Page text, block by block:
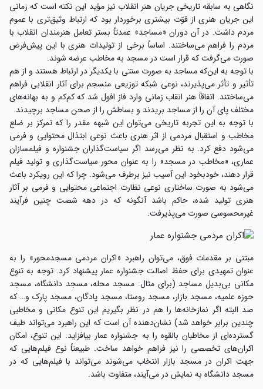
نگاهی به سابقه تاریخی جریان هنر انقلاب نیز مؤید این نکته است که زمانی
این جریان هنری از قوّت بیشتری برخوردار بود که ارتباط وثیق‌تری با عموم
مردم داشت. در آن دوران «مساجد» عمدتاً بستر تعامل هنرمندان انقلاب با
مردم را فراهم می‌ساختند. اساساً برخی از تولیدات هنری با این پیش‌فرض
صورت می‌گرفت که قرار است در مسجد به مخاطب عرضه شوند.
با توجه به این‌که مساجد به صورت سنتی با یکدیگر در ارتباط هستند و از هم
تأثیر و تأثر می‌پذیرند، نوعی شبکه توزیعی منسجم برای آثار انقلابی فراهم
می‌ساختند. اتفاقاً هنر انقاب زمانی وارد فاز افول شد که کم‌کم و به بهانه‌های
مختلف پای آن را از مساجد بریدند و بساطش را از صحن مساجد برچیدند.
با توجه به این تجربه تاریخی می‌توان این شبهه مقدر را که تمرکز بر ضلع
مخاطب و استقبال مردمی از اثر هنری باعث نوعی ابتذال محتوایی و فرمی
می‌شود دفع کرد. به نظر می‌رسد اگر سیاست‌گذاران جشنواره و فیلمسازان
عماری، «مخاطب در مسجد» را به عنوان محور سیاست‌گذاری و تولید فیلم
قرار دهند، خودبخود این آسیب نیز برطرف می‌شود. چرا که این رویکرد باعث
می‌شود به صورت ساختاری نوعی نظارت اجتماعی محتوایی و فرمی بر آثار
هنری تولید شده، حاکم باشد آنگونه که در دهه شصت چنین فرآیند
غیرمحسوسی صورت می‌پذیرفت.
مبتنی بر مقدمات فوق، می‌توان راهبرد «اکران مردمی مسجدمحور» را به
عنوان تمهیدی برای حفظ اصالت جشنواره عمار پیشنهاد کرد. توجه به تنوع
مکانی بی‌بدیل مساجد (برای مثال: مسجد محله، مسجد دانشگاه، مسجد
حوزه علمیه، مسجد بازار، مسجد روستا، مسجد پادگان، مسجد پارک و… که
صد البته اگر نمازخانه‌ها را هم در نظر بگیریم این تنوع مکانی و مخاطبی
چندین برابر خواهد شد) نشان‌دهنده آن است که این راهبرد می‌تواند طیف
گسترده‌ای از مخاطبان بالقوه را به جشنواره عمار بیافزاید. این تنوع، امکان
اکران‌های تخصصی را نیز فراهم خواهد ساخت. طبیعتاً نوع فیلم‌هایی که
جهت اکران در مسجد بازار انتخاب می‌شوند می‌تواند با فیلم‌هایی که در
مسجد دانشگاه به نمایش در می‌آیند، متفاوت باشد.